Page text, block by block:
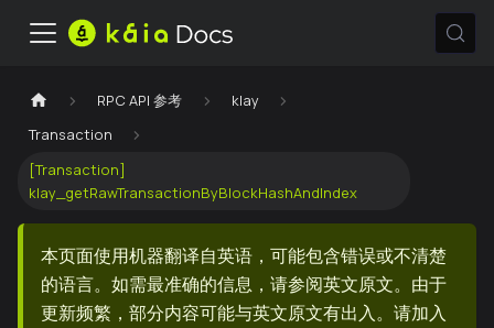
RPC API 参考
klay
Transaction
[Transaction]
klay_getRawTransactionByBlockHashAndIndex
本页面使用机器翻译自英语，可能包含错误或不清楚
的语言。如需最准确的信息，请参阅英文原文。由于
更新频繁，部分内容可能与英文原文有出入。请加入